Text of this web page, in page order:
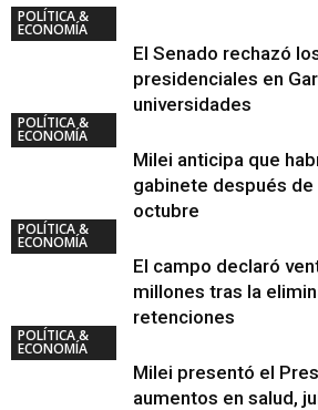
POLÍTICA &
ECONOMÍA
El Senado rechazó
presidenciales en
universidades
POLÍTICA &
ECONOMÍA
Milei anticipa que
gabinete después
octubre
POLÍTICA &
ECONOMÍA
El campo declaró
millones tras la
retenciones
POLÍTICA &
ECONOMÍA
Milei presentó el
aumentos en salud,